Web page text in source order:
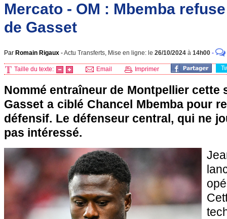
Mercato - OM : Mbemba
de Gasset
Par Romain Rigaux -Actu Transferts, Mise en ligne: le 26/10/2024 à 14h00 -
Taille du texte: Email Imprimer
Nommé entraîneur de Montpellier cette
Gasset a ciblé Chancel Mbemba pour
défensif. Le défenseur central, qui ne
pas intéressé.